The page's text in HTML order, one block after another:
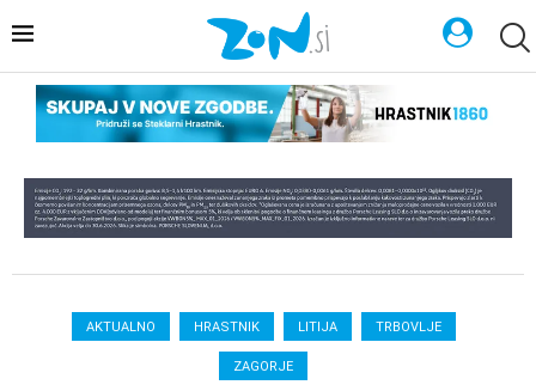
AKTUALNO HRASTNIK LITIJA TRBOVLJE
ZAGORJE